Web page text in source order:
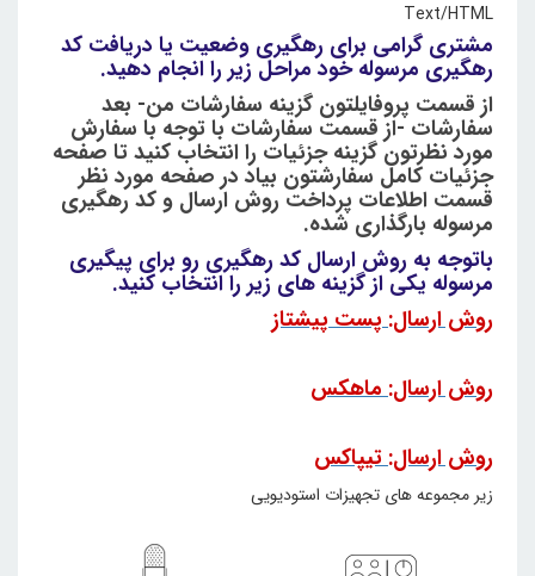
Text/HTML
مشتری گرامی برای رهگیری وضعیت یا دریافت کد
رهگیری مرسوله خود مراحل زیر را انجام دهید.
از قسمت پروفایلتون گزینه سفارشات من- بعد
سفارشات -از قسمت سفارشات با توجه با سفارش
مورد نظرتون گزینه جزئیات را انتخاب کنید تا صفحه
جزئیات کامل سفارشتون بیاد در صفحه مورد نظر
قسمت اطلاعات پرداخت روش ارسال و کد رهگیری
مرسوله بارگذاری شده.
باتوجه به روش ارسال کد رهگیری رو برای پیگیری
مرسوله یکی از گزینه های زیر را انتخاب کنید.
روش ارسال: پست پیشتاز
روش ارسال: ماهکس
روش ارسال: تیپاکس
زیر مجموعه های تجهیزات استودیویی